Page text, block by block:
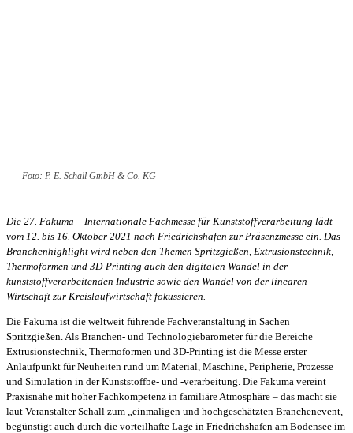
Foto: P. E. Schall GmbH & Co. KG
Die 27. Fakuma – Internationale Fachmesse für Kunststoffverarbeitung lädt
vom 12. bis 16. Oktober 2021 nach Friedrichshafen zur Präsenzmesse ein. Das
Branchenhighlight wird neben den Themen Spritzgießen, Extrusionstechnik,
Thermoformen und 3D-Printing auch den digitalen Wandel in der
kunststoffverarbeitenden Industrie sowie den Wandel von der linearen
Wirtschaft zur Kreislaufwirtschaft fokussieren.
Die Fakuma ist die weltweit führende Fachveranstaltung in Sachen
Spritzgießen. Als Branchen- und Technologiebarometer für die Bereiche
Extrusionstechnik, Thermoformen und 3D-Printing ist die Messe erster
Anlaufpunkt für Neuheiten rund um Material, Maschine, Peripherie, Prozesse
und Simulation in der Kunststoffbe- und -verarbeitung. Die Fakuma vereint
Praxisnähe mit hoher Fachkompetenz in familiäre Atmosphäre – das macht sie
laut Veranstalter Schall zum „einmaligen und hochgeschätzten Branchenevent,
begünstigt auch durch die vorteilhafte Lage in Friedrichshafen am Bodensee im